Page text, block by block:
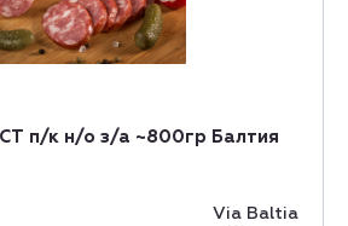
п/к н/о з/а ~800гр Балтия
Via Baltia